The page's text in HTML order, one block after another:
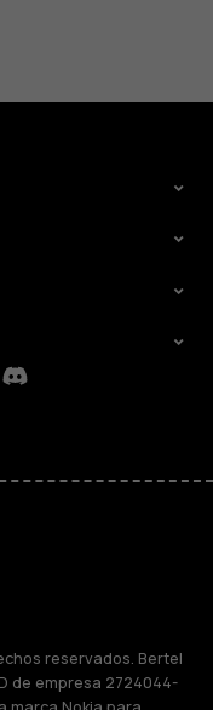
Discord
reservados. Bertel
de empresa 2724044-